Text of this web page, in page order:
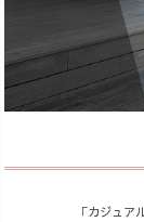
商品タイプ
「カジュ